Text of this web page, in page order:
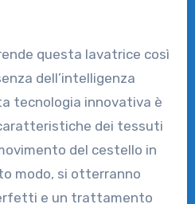
questa lavatrice così
dell’intelligenza
tecnologia innovativa è
dei tessuti
del cestello in
modo, si otterranno
e un trattamento